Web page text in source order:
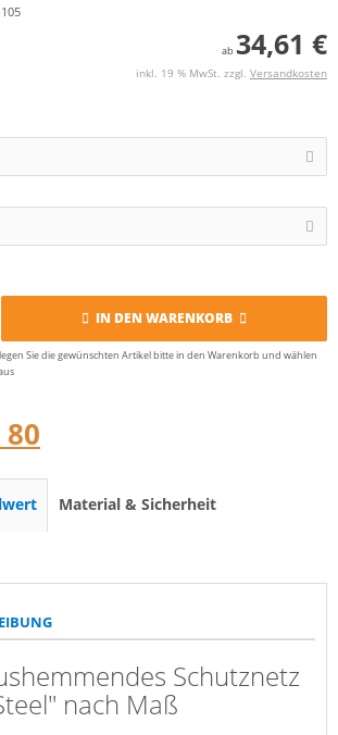
ab 34,61 €
inkl. 19 % MwSt. zzgl. Versandkosten
IN DEN WARENKORB
Sie die gewünschten Artikel bitte in den Warenkorb und wählen
Material & Sicherheit
Schutznetz
nach Maß